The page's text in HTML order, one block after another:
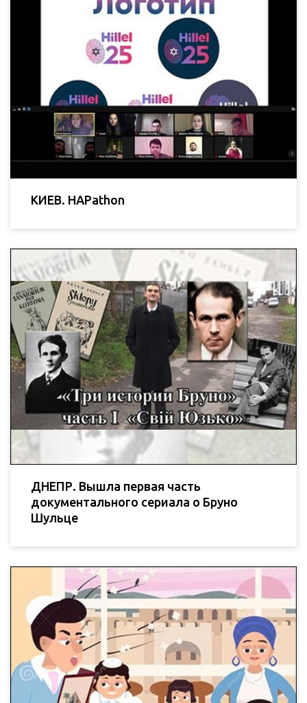
КИЕВ. HAPathon
ДНЕПР. Вышла первая часть
документального сериала о Бруно
Шульце